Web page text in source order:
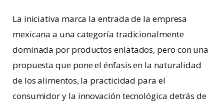
La iniciativa marca la entrada de la empresa
mexicana a una categoría tradicionalmente
dominada por productos enlatados, pero con una
propuesta que pone el énfasis en la naturalidad
de los alimentos, la practicidad para el
consumidor y la innovación tecnológica detrás de